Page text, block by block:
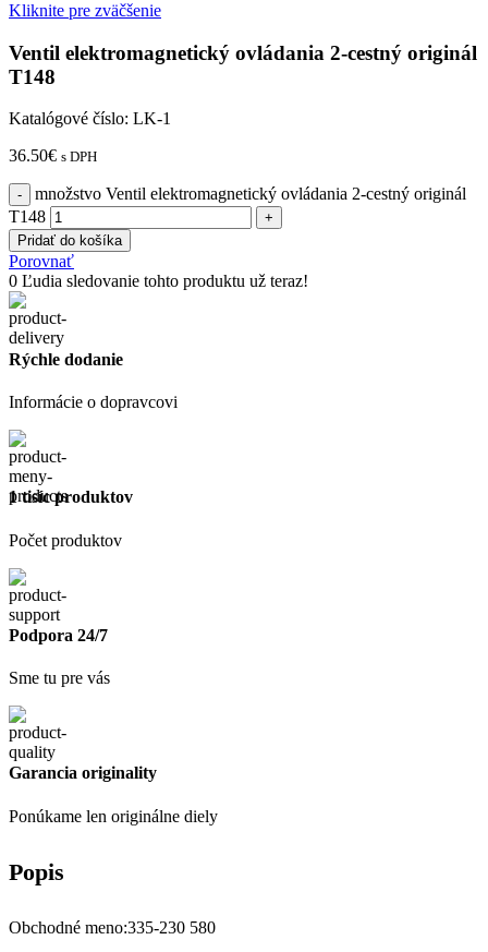
Kliknite pre zväčšenie
Ventil elektromagnetický ovládania 2-cestný originál
T148
Katalógové číslo: LK-1
36.50€ s DPH
množstvo Ventil elektromagnetický ovládania 2-cestný originál
T148
Pridať do košíka
Porovnať
0 Ľudia sledovanie tohto produktu už teraz!
Rýchle dodanie
Informácie o dopravcovi
1 tisíc produktov
Počet produktov
Podpora 24/7
Sme tu pre vás
Garancia originality
Ponúkame len originálne diely
Popis
Obchodné meno:335-230 580